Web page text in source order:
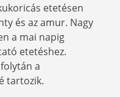
etetésen
és az amur. Nagy
a mai napig
etetéshez.
a
tartozik.